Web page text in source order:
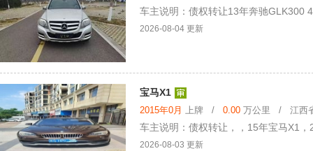
车主说明：债权转让13年奔驰GLK300
2026-08-04 更新
宝马X1
2015年0月 上牌 / 0.00 万公里 / 江西省
车主说明：债权转让，，15年宝马X1
2026-08-03 更新